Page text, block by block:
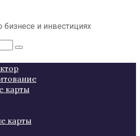
и инвестициях
карты
карты